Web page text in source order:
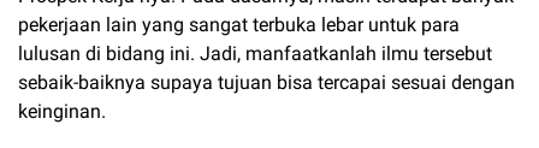
pekerjaan lain yang sangat terbuka lebar untuk para
lulusan di bidang ini. Jadi, manfaatkanlah ilmu tersebut
sebaik-baiknya supaya tujuan bisa tercapai sesuai dengan
keinginan.